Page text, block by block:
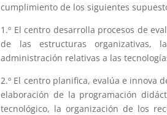
cumplimiento de los siguientes
1.º El centro desarrolla procesos de
de las estructuras organizativas,
administración relativas a las
2.º El centro planifica, evalúa e innova
elaboración de la programación
tecnológico, la organización de los